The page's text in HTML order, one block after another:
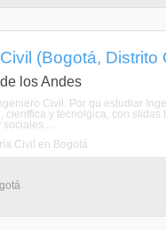
(Bogotá, Distrito
los Andes
Civil. Por qu estudiar
cientfica y tecnolgica, con
sociales ...
Civil en Bogotá